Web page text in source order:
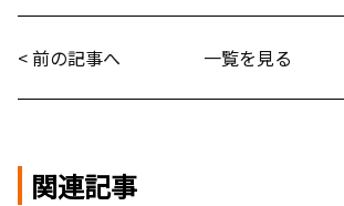
< 前の記事へ 一覧を見る
関連記事